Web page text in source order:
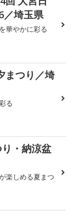
／埼玉県
華やかに彩る
まつり／埼
る
・納涼盆
楽しめる夏まつ